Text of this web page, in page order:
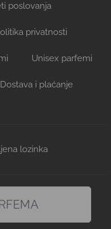
poslovanja
privatnosti
Unisex parfemi
Dostava i plaćanje
lozinka